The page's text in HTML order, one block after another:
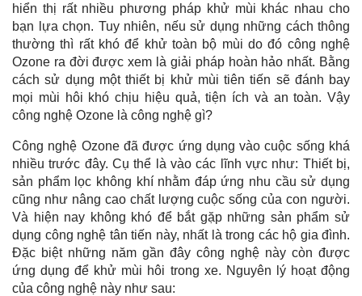
hiển thị rất nhiều phương pháp khử mùi khác nhau cho
bạn lựa chọn. Tuy nhiên, nếu sử dụng những cách thông
thường thì rất khó để khử toàn bộ mùi do đó công nghệ
Ozone ra đời được xem là giải pháp hoàn hảo nhất. Bằng
cách sử dụng một thiết bị khử mùi tiên tiến sẽ đánh bay
mọi mùi hôi khó chịu hiệu quả, tiện ích và an toàn. Vậy
công nghệ Ozone là công nghệ gì?
Công nghệ Ozone đã được ứng dụng vào cuộc sống khá
nhiều trước đây. Cụ thể là vào các lĩnh vực như: Thiết bị,
sản phẩm lọc không khí nhằm đáp ứng nhu cầu sử dụng
cũng như nâng cao chất lượng cuộc sống của con người.
Và hiện nay không khó để bắt gặp những sản phẩm sử
dụng công nghệ tân tiến này, nhất là trong các hộ gia đình.
Đặc biệt những năm gần đây công nghệ này còn được
ứng dụng để khử mùi hôi trong xe. Nguyên lý hoạt động
của công nghệ này như sau: